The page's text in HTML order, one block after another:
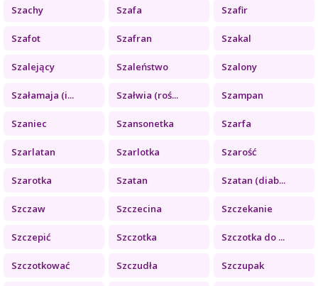
Szachy Szafa Szafir
Szafot Szafran Szakal
Szalejący Szaleństwo Szalony
Szałamaja (i... Szałwia (roś... Szampan
Szaniec Szansonetka Szarfa
Szarlatan Szarlotka Szarość
Szarotka Szatan Szatan (diab...
Szczaw Szczecina Szczekanie
Szczepić Szczotka Szczotka do ...
Szczotkować Szczudła Szczupak